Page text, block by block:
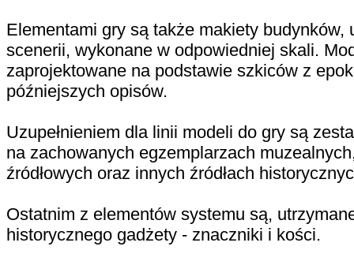
Elementami gry są także makiety budynków,
scenerii, wykonane w odpowiedniej skali.
zaprojektowane na podstawie szkiców z
późniejszych opisów.
Uzupełnieniem dla linii modeli do gry są
na zachowanych egzemplarzach
źródłowych oraz innych źródłach
Ostatnim z elementów systemu są,
historycznego gadżety - znaczniki i kości.